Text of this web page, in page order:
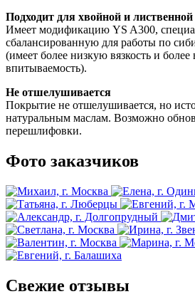
Подходит для хвойной и
Имеет модификацию YS A300,
сбалансированную для работы по
(имеет более низкую вязкость и
впитываемость).
Не отшелушивается
Покрытие не отшелушивается, но
натуральным маслам. Возможно
перешлифовки.
Фото заказчиков
Свежие отзывы